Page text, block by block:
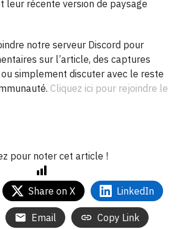
leur récente version de paysage
notre serveur Discord pour
sur l’article, des captures
ou simplement discuter avec le reste
Cliquez ici pour rejoindre le
pour noter cet article !
Share on X LinkedIn
Email Copy Link